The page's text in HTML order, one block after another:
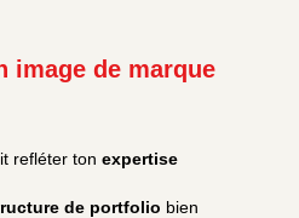
image de marque
refléter ton expertise
de portfolio bien